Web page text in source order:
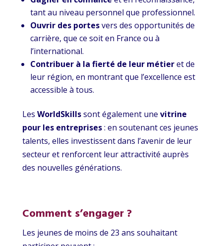
tant au niveau personnel que professionnel.
Ouvrir des portesvers des opportunités de
carrière, que ce soit en France ou à
l’international.
Contribuer à la fierté de leur métieret de
leur région, en montrant que l’excellence est
accessible à tous.
Les WorldSkillssont également une vitrine
pour les entreprises: en soutenant ces jeunes
talents, elles investissent dans l’avenir de leur
secteur et renforcent leur attractivité auprès
des nouvelles générations.
Comment s’engager ?
Les jeunes de moins de 23 ans souhaitant